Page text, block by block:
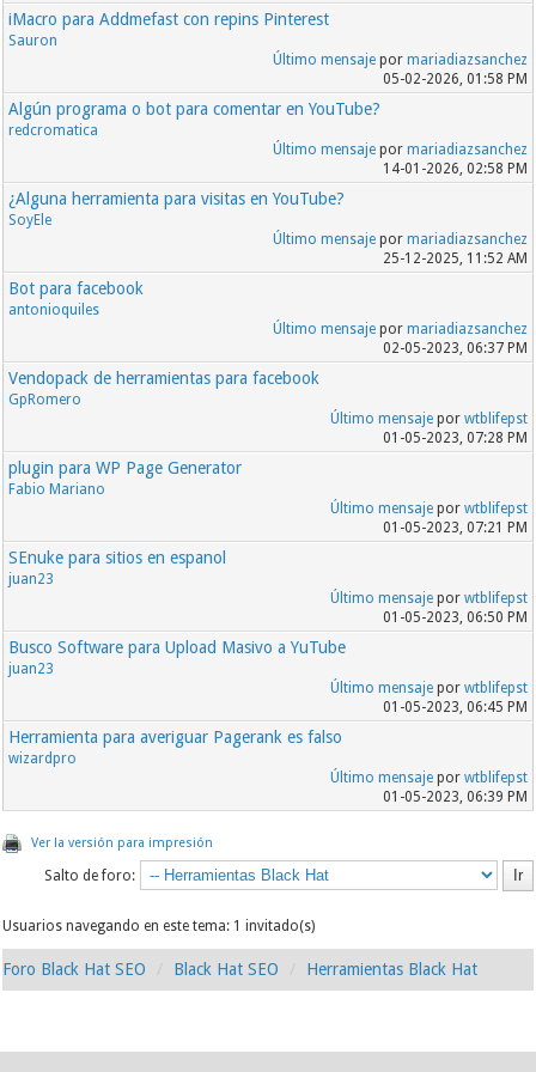
iMacro para Addmefast con repins Pinterest
Sauron
Último mensajepor mariadiazsanchez
05-02-2026, 01:58 PM
Algún programa o bot para comentar en YouTube?
redcromatica
Último mensajepor mariadiazsanchez
14-01-2026, 02:58 PM
¿Alguna herramienta para visitas en YouTube?
SoyEle
Último mensajepor mariadiazsanchez
25-12-2025, 11:52 AM
Bot para facebook
antonioquiles
Último mensajepor mariadiazsanchez
02-05-2023, 06:37 PM
Vendopack de herramientas para facebook
GpRomero
Último mensajepor wtblifepst
01-05-2023, 07:28 PM
plugin para WP Page Generator
Fabio Mariano
Último mensajepor wtblifepst
01-05-2023, 07:21 PM
SEnuke para sitios en espanol
juan23
Último mensajepor wtblifepst
01-05-2023, 06:50 PM
Busco Software para Upload Masivo a YuTube
juan23
Último mensajepor wtblifepst
01-05-2023, 06:45 PM
Herramienta para averiguar Pagerank es falso
wizardpro
Último mensajepor wtblifepst
01-05-2023, 06:39 PM
Ver la versión para impresión
Salto de foro:
Usuarios navegando en este tema: 1 invitado(s)
Foro Black Hat SEO Black Hat SEO Herramientas Black Hat